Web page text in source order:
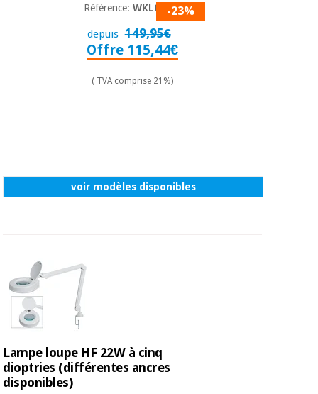
Référence:WKL003-23%
depuis 149,95€
Offre 115,44€
( TVA comprise 21%)
voir modèles disponibles
Lampe loupe HF 22W à cinq
dioptries (différentes ancres
disponibles)